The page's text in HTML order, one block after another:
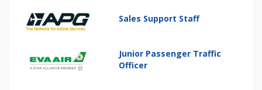
Sales Support Staff
Junior Passenger Traffic
Officer